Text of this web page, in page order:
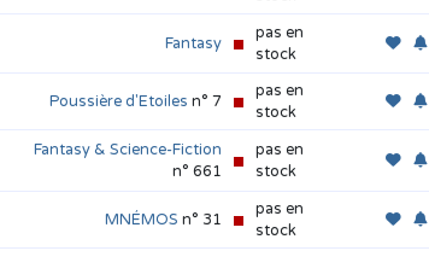
Fantasy
pas en
stock
Poussière d'Etoiles n° 7
pas en
stock
Fantasy & Science-Fiction
n° 661
pas en
stock
MNÉMOS n° 31
pas en
stock